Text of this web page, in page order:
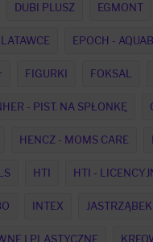
DUBI PLUSZ EGMONT
EPOCH -
FIGURKI FOKSAL
- PIST. NA SPŁONKĘ
HENCZ - MOMS CARE
HTI HTI -
INTEX JASTRZĄBEK
I PLASTYCZNE